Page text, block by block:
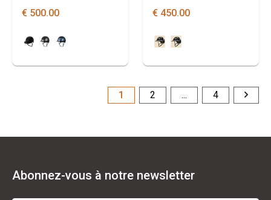
€ 500.00 € 450.00
1 2 ... 4
Abonnez-vous à notre newsletter